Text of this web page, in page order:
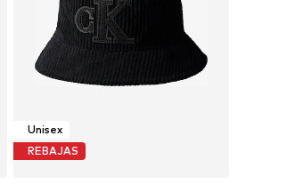
Unisex
REBAJAS